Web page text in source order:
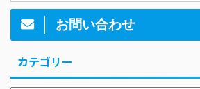
お問い合わせ
カテゴリー